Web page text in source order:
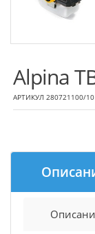
Alpina
АРТИКУЛ 280721100/10